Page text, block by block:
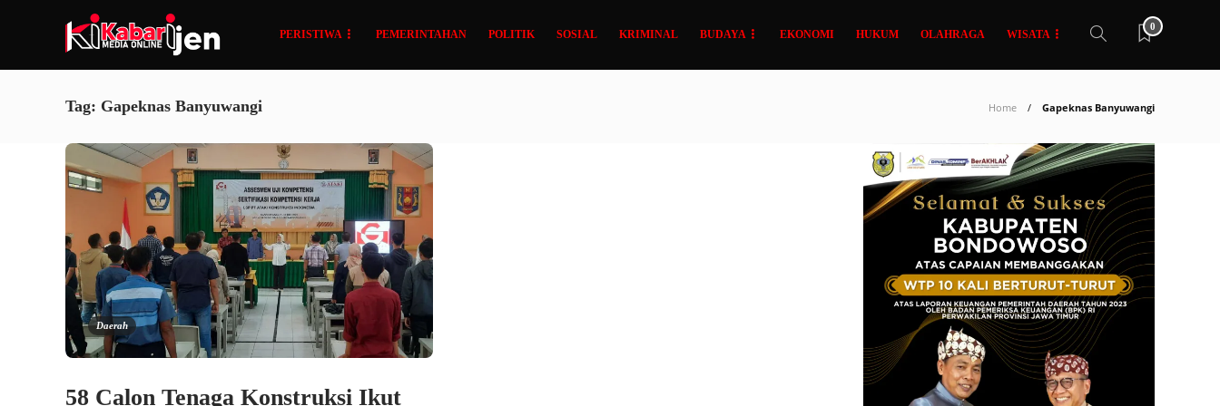
PERISTIWA PEMERINTAHAN POLITIK SOSIAL KRIMINAL BUDAYA EKONOMI HUKUM OLAHRAGA WISATA
0
Tag: Gapeknas Banyuwangi Home Gapeknas Banyuwangi
Daerah
58 Calon Tenaga Konstruksi Ikut